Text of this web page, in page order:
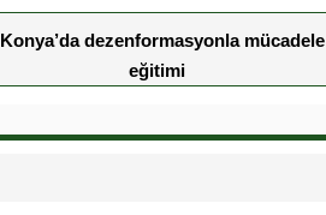
Konya’da dezenformasyonla mücadele
eğitimi